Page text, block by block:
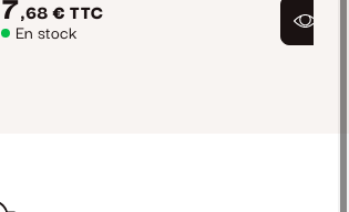
7,68 € TTC
En stock